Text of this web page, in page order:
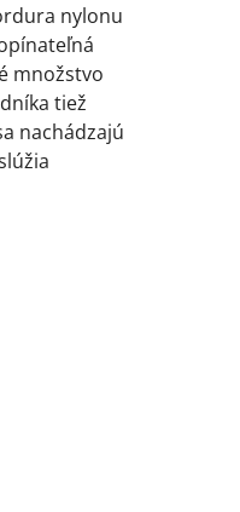
nylonu
množstvo
tiež
nachádzajú